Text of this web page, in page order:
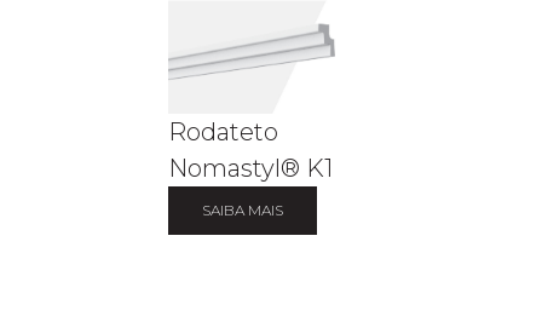
Rodateto
Nomastyl® K1
SAIBA MAIS